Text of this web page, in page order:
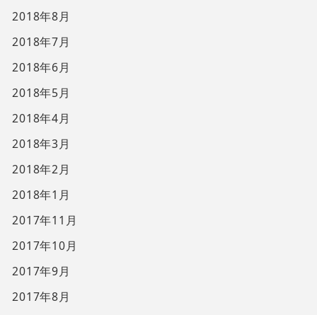
2018年8月
2018年7月
2018年6月
2018年5月
2018年4月
2018年3月
2018年2月
2018年1月
2017年11月
2017年10月
2017年9月
2017年8月